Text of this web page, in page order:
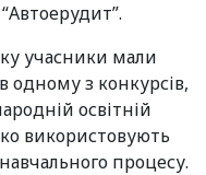
учасники мали
одному з конкурсів,
освітній
використовують
процесу.